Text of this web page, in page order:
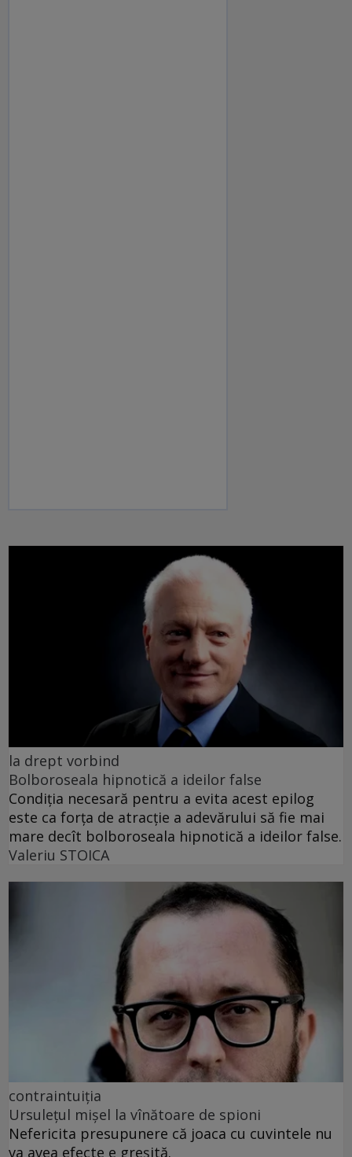
la drept vorbind
Bolboroseala hipnotică a ideilor false
Condiția necesară pentru a evita acest epilog
este ca forța de atracție a adevărului să fie mai
mare decît bolboroseala hipnotică a ideilor false.
Valeriu STOICA
contraintuiția
Ursulețul mișel la vînătoare de spioni
Nefericita presupunere că joaca cu cuvintele nu
va avea efecte e greșită.